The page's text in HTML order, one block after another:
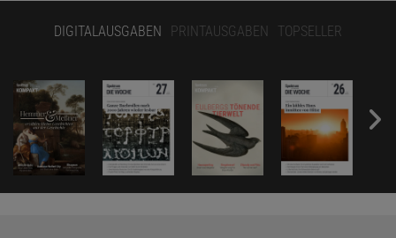
DIGITALAUSGABEN PRINTAUSGABEN TOPSELLER